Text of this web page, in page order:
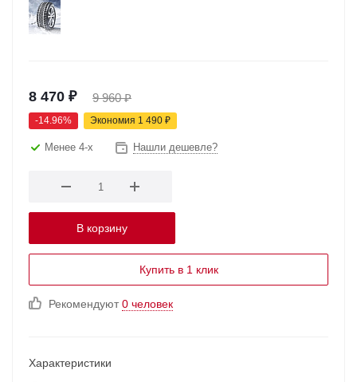
8 470 ₽ 9 960₽
-14.96% Экономия 1 490 ₽
Менее 4-х Нашли дешевле?
В корзину
Купить в 1 клик
Рекомендуют0 человек
Характеристики